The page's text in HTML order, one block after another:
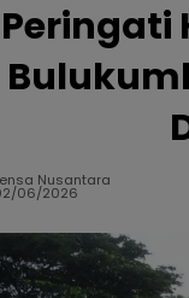
Peringati
Nusantara
06/2026